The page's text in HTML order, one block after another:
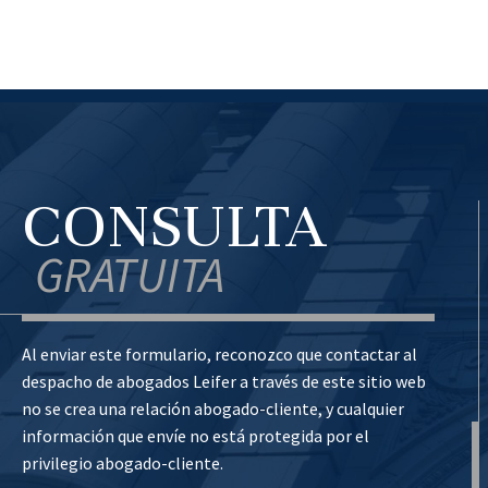
CONSULTA
GRATUITA
Al enviar este formulario, reconozco que contactar al
despacho de abogados Leifer a través de este sitio web
no se crea una relación abogado-cliente, y cualquier
información que envíe no está protegida por el
privilegio abogado-cliente.